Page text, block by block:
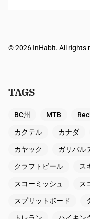
© 2026 InHabit. All rights
TAGS
BC州 MTB
カクテル カナダ
カヤック ガリバル
クラフトビール ス
スコーミッシュ ス
スプリットボード